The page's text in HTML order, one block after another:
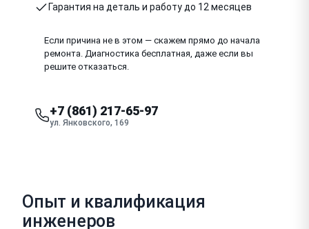
Гарантия на деталь и работу до 12 месяцев
Если причина не в этом — скажем прямо до начала
ремонта. Диагностика бесплатная, даже если вы
решите отказаться.
+7 (861) 217-65-97
ул. Янковского, 169
Опыт и квалификация
инженеров